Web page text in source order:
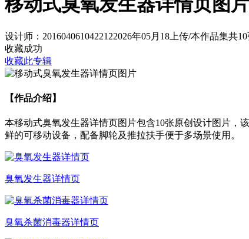
移动式臭氧发生器详情页图
设计师：2016040610422122026年05月18上传/本作品集共
收藏成功
收藏此专辑
【作品介绍】
本移动式臭氧发生器详情页图片包含10张原创设计图片，
鲜的可移动设备，配备脚轮及推拉扶手便于多场景使用。
臭氧发生器详情页
臭氧杀菌消毒器详情页